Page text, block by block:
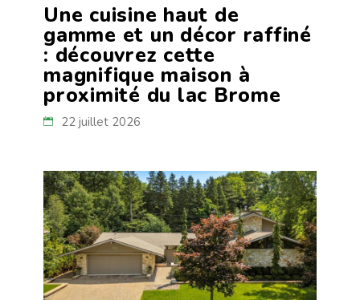
Une cuisine haut de
gamme et un décor raffiné
: découvrez cette
magnifique maison à
proximité du lac Brome
22 juillet 2026